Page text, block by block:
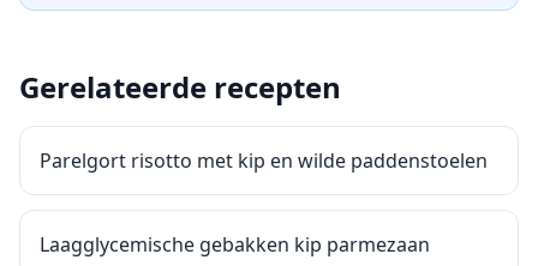
Gerelateerde recepten
Parelgort risotto met kip en wilde paddenstoelen
Laagglycemische gebakken kip parmezaan